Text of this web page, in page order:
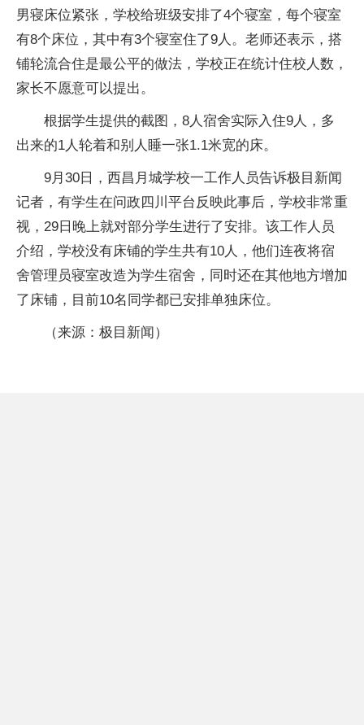
男寝床位紧张，学校给班级安排了4个寝室，每个寝室
有8个床位，其中有3个寝室住了9人。老师还表示，搭
铺轮流合住是最公平的做法，学校正在统计住校人数，
家长不愿意可以提出。
根据学生提供的截图，8人宿舍实际入住9人，多
出来的1人轮着和别人睡一张1.1米宽的床。
9月30日，西昌月城学校一工作人员告诉极目新闻
记者，有学生在问政四川平台反映此事后，学校非常重
视，29日晚上就对部分学生进行了安排。该工作人员
介绍，学校没有床铺的学生共有10人，他们连夜将宿
舍管理员寝室改造为学生宿舍，同时还在其他地方增加
了床铺，目前10名同学都已安排单独床位。
（来源：极目新闻）